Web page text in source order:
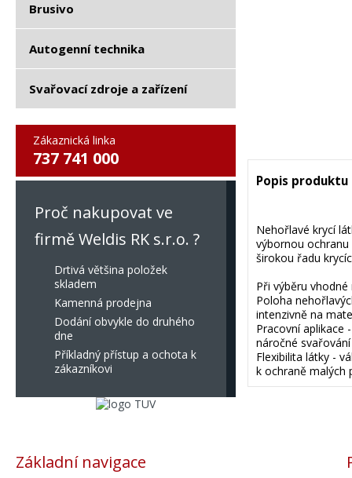
Brusivo
Autogenní technika
Svařovací zdroje a zařízení
Zákaznická linka
737 741 000
Proč nakupovat ve
firmě Weldis RK s.r.o. ?
Drtivá většina položek
skladem
Kamenná prodejna
Dodání obvykle do druhého
dne
Příkladný přístup a ochota k
zákazníkovi
Popis produktu
Nehořlavé krycí
výbornou
širokou řadu
Při výběru
Poloha
intenzivně na
Pracovní aplikace
náročné
Flexibilita látky -
k ochraně
Základní navigace